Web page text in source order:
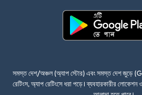
সমস্ত দেশ/অঞ্চল (অ্যাপ স্টোর) এবং সমস্ত দেশ জুড়ে
রেটিংস, অ্যাপ রেটিংসে ধরা পড়ে। ব্যবহারকারীর লোকেশন